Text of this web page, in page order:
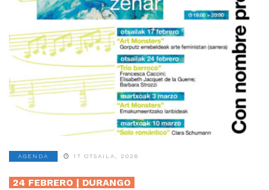
AGENDA 17 OTSAILA, 2026
24 FEBRERO | DURANGO